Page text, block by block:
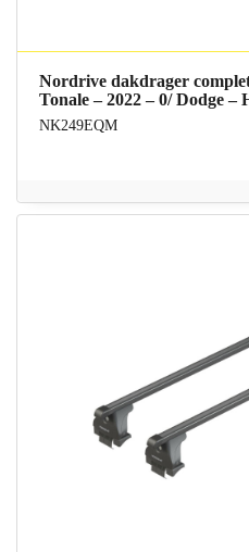
Nordrive dakdrager
Tonale – 2022 – 0/ Dodge –
NK249EQM